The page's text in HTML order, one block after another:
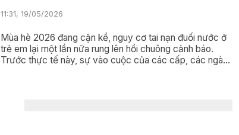
11:31, 19/05/2026
Mùa hè 2026 đang cận kề, nguy cơ tai nạn đuối nước ở
trẻ em lại một lần nữa rung lên hồi chuông cảnh báo.
Trước thực tế này, sự vào cuộc của các cấp, các ngành